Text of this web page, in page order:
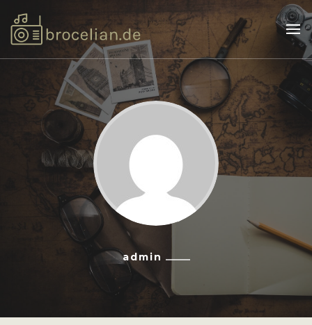
Brocelian.de
Musikbands, die das Leben zum Positiven verändern!
admin